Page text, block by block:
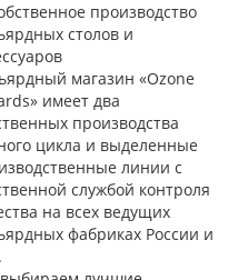
производство
столов и
магазин «Ozone
имеет два
производства
цикла и выделенные
линии с
службой контроля
на всех ведущих
фабриках России и